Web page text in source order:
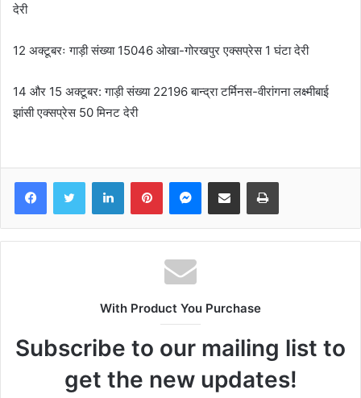
देरी
12 अक्टूबरः गाड़ी संख्या 15046 ओखा-गोरखपुर एक्सप्रेस 1 घंटा देरी
14 और 15 अक्टूबर: गाड़ी संख्या 22196 बान्द्रा टर्मिनस-वीरांगना लक्ष्मीबाई
झांसी एक्सप्रेस 50 मिनट देरी
FacebookTwitter LinkedInPinterestMessenger
Share via Email Print
With Product You Purchase
Subscribe to our mailing list to
get the new updates!